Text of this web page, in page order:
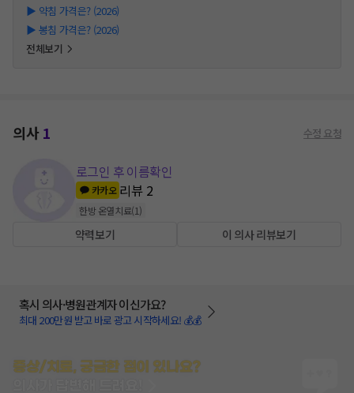
▶ 약침 가격은? (2026)
▶ 봉침 가격은? (2026)
전체보기
의사1 수정 요청
로그인 후 이름확인
카카오 리뷰 2
한방 온열치료(1)
약력보기 이 의사 리뷰보기
혹시 의사·병원관계자 이신가요?
최대 200만원 받고 바로 광고 시작하세요! 💰💰
증상/치료, 궁금한 점이 있나요?